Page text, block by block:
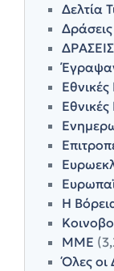
Δελτία
Δράσεις
Η
ΜΜΕ
Όλες οι